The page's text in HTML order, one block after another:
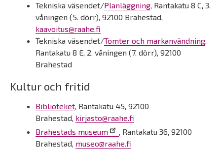
Tekniska väsendet/Planläggning, Rantakatu 8 C, 3.
våningen (5. dörr), 92100 Brahestad,
kaavoitus@raahe.fi
Tekniska väsendet/Tomter och markanvändning,
Rantakatu 8 E, 2. våningen (7. dörr), 92100
Brahestad
Kultur och fritid
Biblioteket, Rantakatu 45, 92100
Brahestad, kirjasto@raahe.fi
Brahestads museum
, Rantakatu 36, 92100
Brahestad, museo@raahe.fi